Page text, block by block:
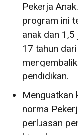
Pekerja
program ini
anak dan
17 tahun
pendidikan.
Menguatkan
norma
perluasan